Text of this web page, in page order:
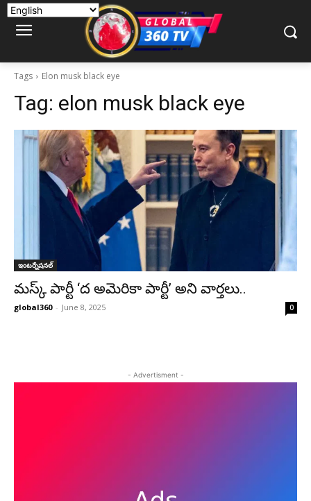
Tags Elon musk black eye
Tag: elon musk black eye
ఇంటర్నేషనల్
మస్క్‌ పార్టీ ‘ద అమెరికా పార్టీ’ అని వార్తలు..
global360 - June 8, 2025 0
- Advertisment -